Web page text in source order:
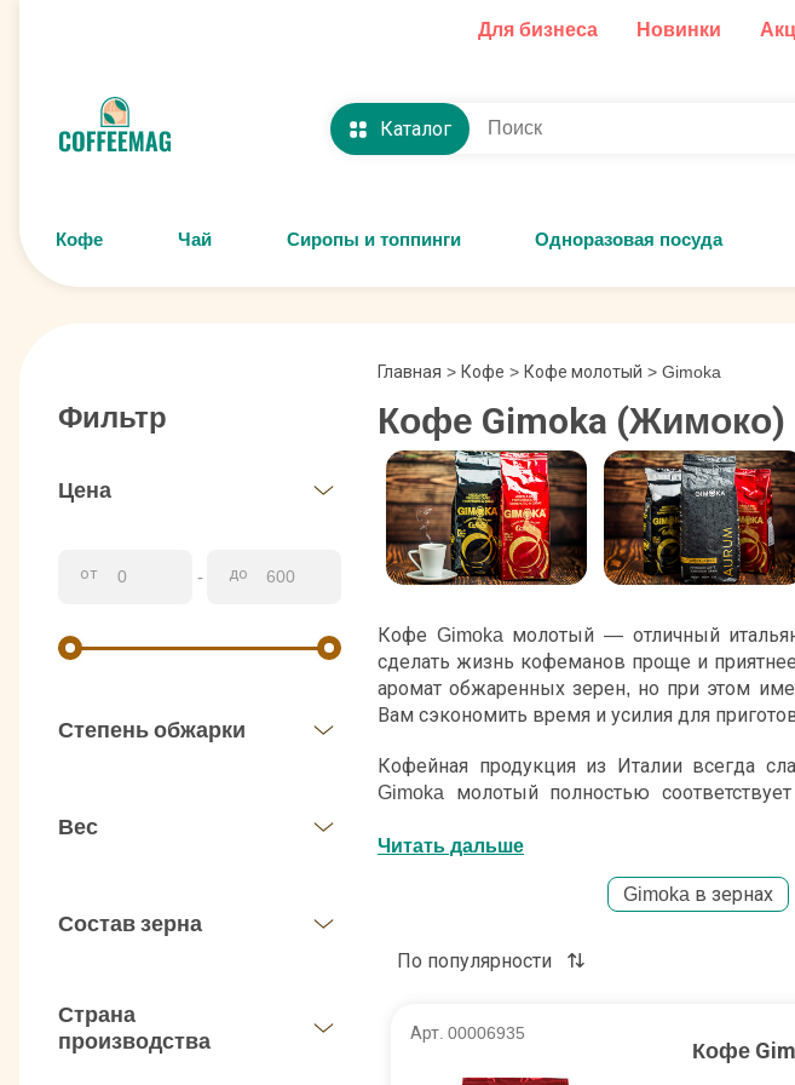
Для бизнеса Новинки
Каталог
Кофе Чай Сиропы и топпинги Одноразовая посуда
Фильтр
Цена
от - до
Степень обжарки
Вес
Состав зерна
Страна
производства
Главная > Кофе > Кофе молотый > Gimoka
Кофе Gimoka
Кофе Gimoka молотый — отличный
сделать жизнь кофеманов проще и
аромат обжаренных зерен, но при этом
Вам сэкономить время и усилия для
Кофейная продукция из Италии всегда
Gimoka молотый полностью
профессионального оборудования. Степень
кофе Gimoka молотый лучше подходит
готовить его и обычным способом в турке.
Данная марка предлагает широкий
отличаются соотношением арабики и
особенность, которая отличает кофе
заключается в полном отсутствии
Читать дальше
Gimoka в зернах
По популярности
Арт. 00006935
Кофе